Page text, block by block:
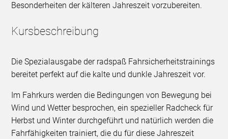
Besonderheiten der kälteren Jahreszeit vorzubereiten.
Kursbeschreibung
Die Spezialausgabe der radspaß Fahrsicherheitstrainings
bereitet perfekt auf die kalte und dunkle Jahreszeit vor.
Im Fahrkurs werden die Bedingungen von Bewegung bei
Wind und Wetter besprochen, ein spezieller Radcheck für
Herbst und Winter durchgeführt und natürlich werden die
Fahrfähigkeiten trainiert, die du für diese Jahreszeit